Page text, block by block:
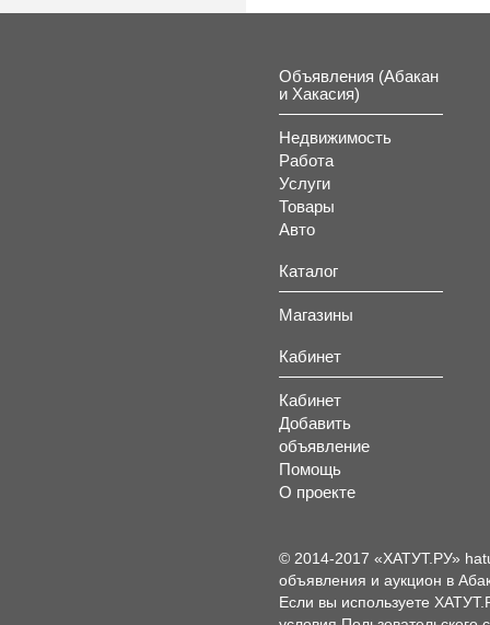
Объявления (Абакан
и Хакасия)
Недвижимость
Работа
Услуги
Товары
Авто
Каталог
Магазины
Кабинет
Кабинет
Добавить
объявление
Помощь
О проекте
© 2014-2017 «ХАТУТ.РУ»
объявления и аукцион в
Если вы используете